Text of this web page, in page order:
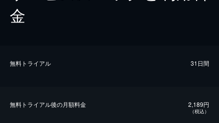
金
無料トライアル 31日間
無料トライアル後の⽉額料金 2,189円
（税込）